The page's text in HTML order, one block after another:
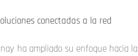
conectadas a la red
ha ampliado su enfoque hacia